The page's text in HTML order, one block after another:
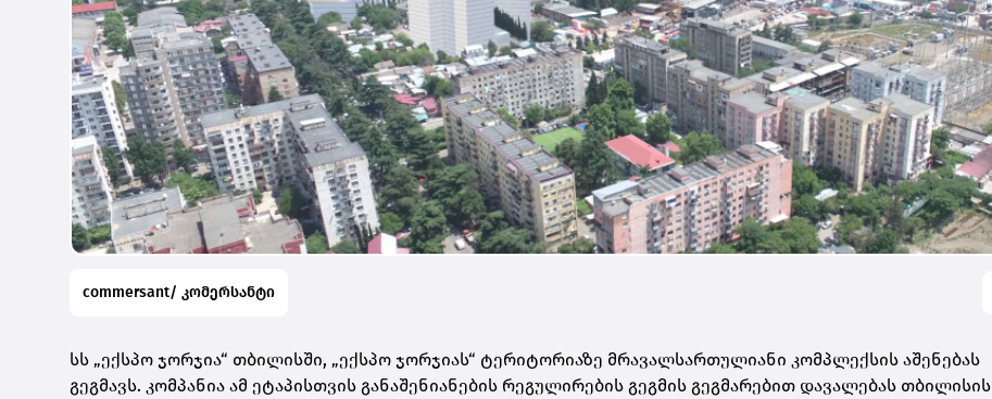
commersant/ კომერსანტი
სს „ექსპო ჯორჯია“ თბილისში, „ექსპო ჯორჯიას“ ტერიტორიაზე მრავალსართულიანი კომპლექსის აშენებას
გეგმავს. კომპანია ამ ეტაპისთვის განაშენიანების რეგულირების გეგმის გეგმარებით დავალებას თბილისის